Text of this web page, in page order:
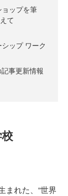
ップを筆
て
ップ ワーク
事更新情報
まれた、“世界